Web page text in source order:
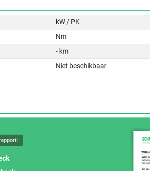
kW / PK
Nm
- km
Niet beschikbaar